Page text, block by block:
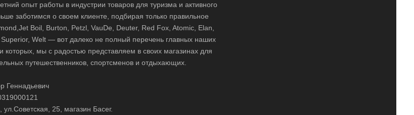
опыт работы в индустрии товаров для туризма и активного
заботимся о своем клиенте, подбирая только правильное
Boil, Burton, Petzl, VauDe, Deuter, Red Fox, Atomic, Elan,
Welt — вот далеко не полный перечень главных наших
которых, мы с радостью представляем в своих магазинах для
путешественников, спортсменов и отдыхающих.
Геннадьевич
25, магазин Басег.